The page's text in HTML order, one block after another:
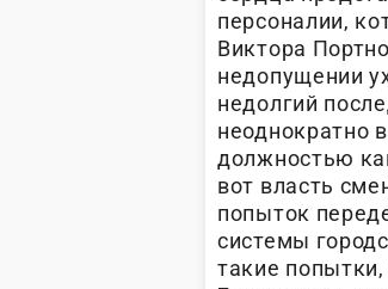
персоналии,
Виктора
недопущении
недолгий
неоднократно
должностью
вот власть
попыток
системы
такие